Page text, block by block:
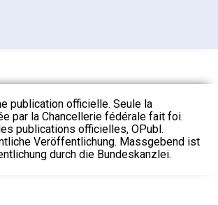
publication officielle. Seule la
par la Chancellerie fédérale fait foi.
publications officielles, OPubl.
Veröffentlichung. Massgebend ist
durch die Bundeskanzlei.